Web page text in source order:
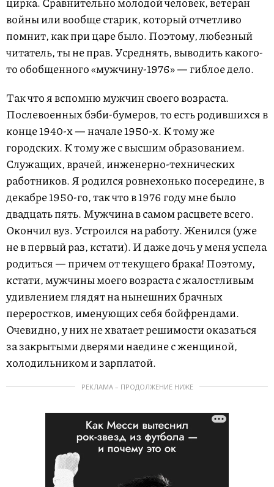
войны или вообще старик, который отчетливо
помнит, как при царе было. Поэтому, любезный
читатель, ты не прав. Усреднять, выводить какого-
то обобщенного «мужчину-1976» — гиблое дело.
Так что я вспомню мужчин своего возраста.
Послевоенных бэби-бумеров, то есть родившихся в
конце 1940-х — начале 1950-х. К тому же
городских. К тому же с высшим образованием.
Служащих, врачей, инженерно-технических
работников. Я родился ровнехонько посередине, в
декабре 1950-го, так что в 1976 году мне было
двадцать пять. Мужчина в самом расцвете всего.
Окончил вуз. Устроился на работу. Женился (уже
не в первый раз, кстати). И даже дочь у меня успела
родиться — причем от текущего брака! Поэтому,
кстати, мужчины моего возраста с жалостливым
удивлением глядят на нынешних брачных
переростков, именующих себя бойфрендами.
Очевидно, у них не хватает решимости оказаться
за закрытыми дверями наедине с женщиной,
холодильником и зарплатой.
РЕКЛАМА – ПРОДОЛЖЕНИЕ НИЖЕ